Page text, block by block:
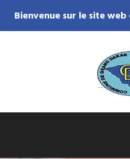
Bienvenue sur le site